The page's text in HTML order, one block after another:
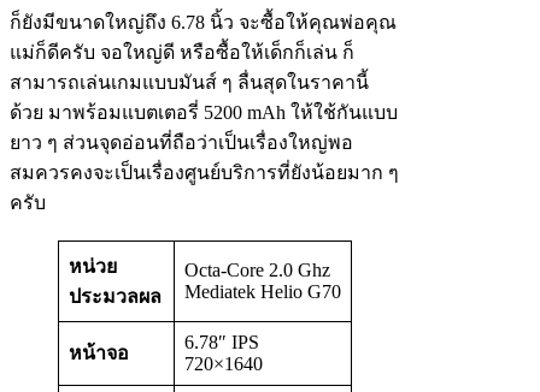
ก็ยังมีขนาดใหญ่ถึง 6.78 นิ้ว จะซื้อให้คุณพ่อคุณ
แม่ก็ดีครับ จอใหญ่ดี หรือซื้อให้เด็กก็เล่น ก็
สามารถเล่นเกมแบบมันส์ ๆ ลื่นสุดในราคานี้
ด้วย มาพร้อมแบตเตอรี่ 5200 mAh ให้ใช้กันแบบ
ยาว ๆ ส่วนจุดอ่อนที่ถือว่าเป็นเรื่องใหญ่พอ
สมควรคงจะเป็นเรื่องศูนย์บริการที่ยังน้อยมาก ๆ
ครับ
หน่วย
ประมวลผล
Octa-Core 2.0 Ghz
Mediatek Helio G70
หน้าจอ
6.78″ IPS
720×1640